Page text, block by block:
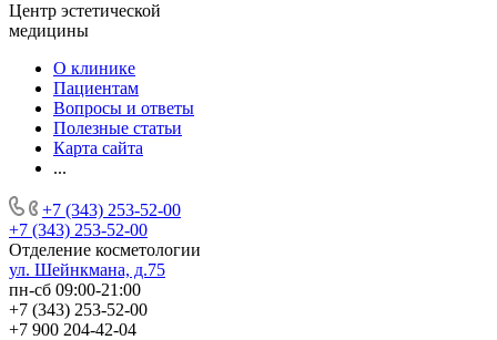
Центр эстетической
медицины
О клинике
Пациентам
Вопросы и ответы
Полезные статьи
Карта сайта
...
+7 (343) 253-52-00
+7 (343) 253-52-00
Отделение косметологии
ул. Шейнкмана, д.75
пн-сб 09:00-21:00
+7 (343) 253-52-00
+7 900 204-42-04